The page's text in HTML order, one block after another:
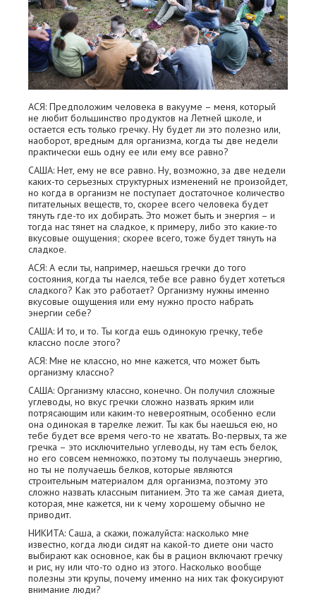
АСЯ: Предположим человека в вакууме – меня, который
не любит большинство продуктов на Летней школе, и
остается есть только гречку. Ну будет ли это полезно или,
наоборот, вредным для организма, когда ты две недели
практически ешь одну ее или ему все равно?
САША: Нет, ему не все равно. Ну, возможно, за две недели
каких-то серьезных структурных изменений не произойдет,
но когда в организм не поступает достаточное количество
питательных веществ, то, скорее всего человека будет
тянуть где-то их добирать. Это может быть и энергия – и
тогда нас тянет на сладкое, к примеру, либо это какие-то
вкусовые ощущения; скорее всего, тоже будет тянуть на
сладкое.
АСЯ: А если ты, например, наешься гречки до того
состояния, когда ты наелся, тебе все равно будет хотеться
сладкого? Как это работает? Организму нужны именно
вкусовые ощущения или ему нужно просто набрать
энергии себе?
САША: И то, и то. Ты когда ешь одинокую гречку, тебе
классно после этого?
АСЯ: Мне не классно, но мне кажется, что может быть
организму классно?
САША: Организму классно, конечно. Он получил сложные
углеводы, но вкус гречки сложно назвать ярким или
потрясающим или каким-то невероятным, особенно если
она одинокая в тарелке лежит. Ты как бы наешься ею, но
тебе будет все время чего-то не хватать. Во-первых, та же
гречка – это исключительно углеводы, ну там есть белок,
но его совсем немножко, поэтому ты получаешь энергию,
но ты не получаешь белков, которые являются
строительным материалом для организма, поэтому это
сложно назвать классным питанием. Это та же самая диета,
которая, мне кажется, ни к чему хорошему обычно не
приводит.
НИКИТА: Саша, а скажи, пожалуйста: насколько мне
известно, когда люди сидят на какой-то диете они часто
выбирают как основное, как бы в рацион включают гречку
и рис, ну или что-то одно из этого. Насколько вообще
полезны эти крупы, почему именно на них так фокусируют
внимание люди?